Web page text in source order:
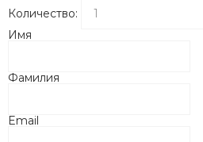
Количество:
Имя
Фамилия
Email